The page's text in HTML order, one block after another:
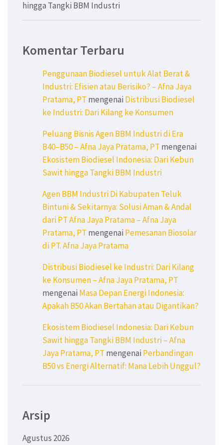
hingga Tangki BBM Industri
Komentar Terbaru
Penggunaan Biodiesel untuk Alat Berat &
Industri: Efisien atau Berisiko? – Afna Jaya
Pratama, PT mengenai Distribusi Biodiesel
ke Industri: Dari Kilang ke Konsumen
Peluang Bisnis Agen BBM Industri di Era
B40–B50 – Afna Jaya Pratama, PT mengenai
Ekosistem Biodiesel Indonesia: Dari Kebun
Sawit hingga Tangki BBM Industri
Agen BBM Industri Di Kabupaten Teluk
Bintuni & Sekitarnya: Solusi Aman & Andal
dari PT Afna Jaya Pratama – Afna Jaya
Pratama, PT mengenai Pemesanan Biosolar
di PT. Afna Jaya Pratama
Distribusi Biodiesel ke Industri: Dari Kilang
ke Konsumen – Afna Jaya Pratama, PT
mengenai Masa Depan Energi Indonesia:
Apakah B50 Akan Bertahan atau Digantikan?
Ekosistem Biodiesel Indonesia: Dari Kebun
Sawit hingga Tangki BBM Industri – Afna
Jaya Pratama, PT mengenai Perbandingan
B50 vs Energi Alternatif: Mana Lebih Unggul?
Arsip
Agustus 2026